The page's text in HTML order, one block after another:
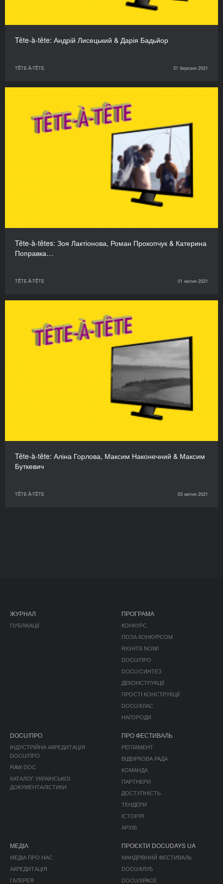
Tête-à-tête: Андрій Лисецький & Дарія Бадьйор
TÊTE-À-TÊTE 31 березня 2021
Tête-à-têtes: Зоя Лактіонова, Роман Прокопчук & Катерина
Поправка…
TÊTE-À-TÊTE 01 квітня 2021
Tête-à-tête: Аліна Горлова, Максим Наконечний & Максим
Буткевич
TÊTE-À-TÊTE 03 квітня 2021
ЖУРНАЛ
ПУБЛІКАЦІЇ
ПРОГРАМА
КОНКУРС
ПОЗА КОНКУРСОМ
RIGHTS NOW!
DOCU/ПРО
DOCU/СИНТЕЗ
ДЕКОНСТРУКЦІЇ
ПРОСТІ КОНСТРУКЦІЇ
DOCU/КЛАС
НАГОРОДИ
DOCU/ПРО
ІНДУСТРІЙНА АКРЕДИТАЦІЯ
DOCU/ПРО
RAW DOC
КАТАЛОГ УКРАЇНСЬКОЇ
ДОКУМЕНТАЛІСТИКИ
ПРО ФЕСТИВАЛЬ
РЕГЛАМЕНТ
ВІДБІРКОВА РАДА
КОМАНДА
ПАРТНЕРИ
ДОСТУПНІСТЬ
ТЕНДЕРИ
ІСТОРІЯ
АРХІВ
МЕДІА
МЕДІА ПРО НАС
АКРЕДИТАЦІЯ
ГАЛЕРЕЯ
ПРОЄКТИ DOCUDAYS UA
МАНДРІВНИЙ ФЕСТИВАЛЬ
DOCU/КЛУБ
DOCU/SPACE